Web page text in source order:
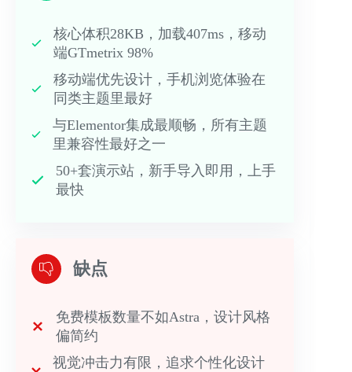
核心体积28KB，加载407ms，移动
端GTmetrix 98%
移动端优先设计，手机浏览体验在
同类主题里最好
与Elementor集成最顺畅，所有主题
里兼容性最好之一
50+套演示站，新手导入即用，上手
最快
缺点
免费模板数量不如Astra，设计风格
偏简约
视觉冲击力有限，追求个性化设计